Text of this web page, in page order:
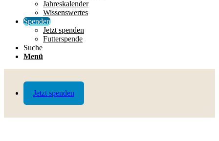
Jetzt spenden
Jahreskalender
Wissenswertes
Spenden
Jetzt spenden
Futterspende
Suche
Menü